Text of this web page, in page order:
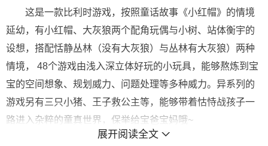
这是一款比利时游戏，按照童话故事《小红帽》的情境
延幼，有小红帽、大灰狼两个配角玩偶与小树、站体衡宇的
设想，搭配恬静丛林（没有大灰狼）与丛林有大灰狼）两种
情境， 48个游戏由浅入深立体好玩的小玩具，能够熬炼到宝
宝的空间想象、规划威力、问题处理等多种威力。异系列的
游戏另有三只小猪、王子救公主等，能够带着怙恃战孩子一
路进入杂粹的童真世界，保举给宝爸宝妈哦~
展开阅读全文